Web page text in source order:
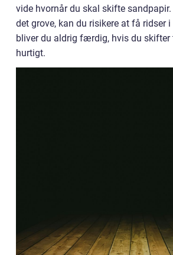
vide hvornår du skal skifte
det grove, kan du risikere at få ridser
bliver du aldrig færdig, hvis du skifter
hurtigt.